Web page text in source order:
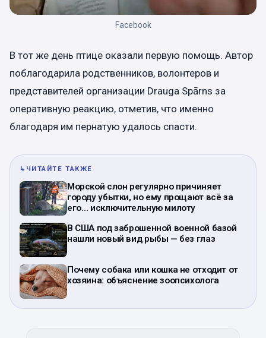
Facebook
В тот же день птице оказали первую помощь. Автор
поблагодарила родственников, волонтеров и
представителей организации Drauga Spārns за
оперативную реакцию, отметив, что именно
благодаря им пернатую удалось спасти.
↳ ЧИТАЙТЕ ТАКЖЕ
Морской слон регулярно причиняет
городу убытки, но ему прощают всё за
его… исключительную милоту
В США под заброшенной военной базой
нашли новый вид рыбы — без глаз
Почему собака или кошка не отходит от
хозяина: объяснение зоопсихолога